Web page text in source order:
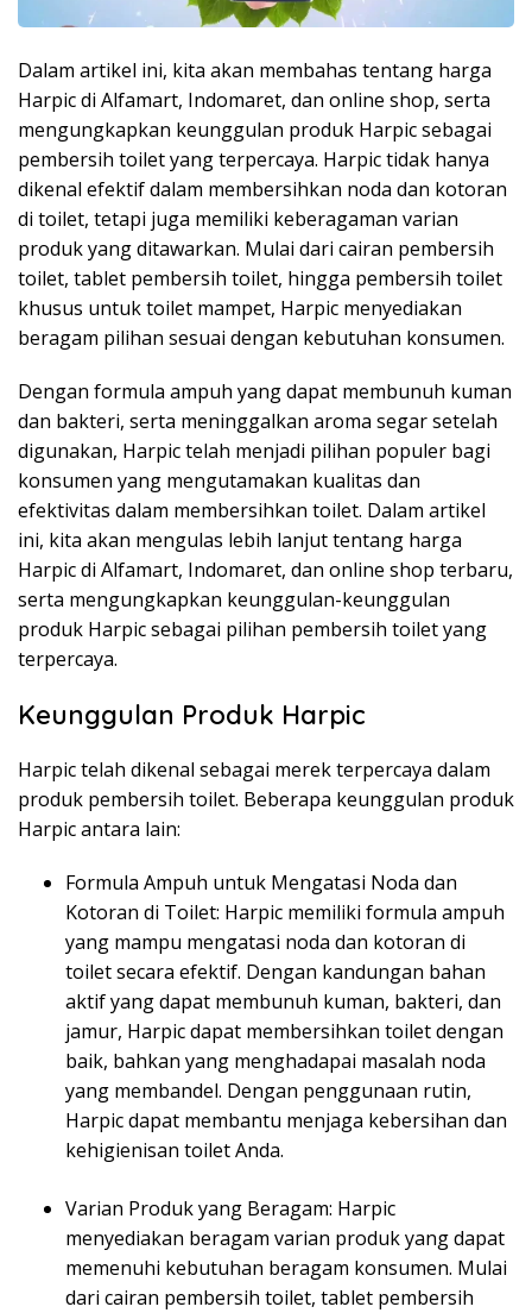
Dalam artikel ini, kita akan membahas tentang harga
Harpic di Alfamart, Indomaret, dan online shop, serta
mengungkapkan keunggulan produk Harpic sebagai
pembersih toilet yang terpercaya. Harpic tidak hanya
dikenal efektif dalam membersihkan noda dan kotoran
di toilet, tetapi juga memiliki keberagaman varian
produk yang ditawarkan. Mulai dari cairan pembersih
toilet, tablet pembersih toilet, hingga pembersih toilet
khusus untuk toilet mampet, Harpic menyediakan
beragam pilihan sesuai dengan kebutuhan konsumen.
Dengan formula ampuh yang dapat membunuh kuman
dan bakteri, serta meninggalkan aroma segar setelah
digunakan, Harpic telah menjadi pilihan populer bagi
konsumen yang mengutamakan kualitas dan
efektivitas dalam membersihkan toilet. Dalam artikel
ini, kita akan mengulas lebih lanjut tentang harga
Harpic di Alfamart, Indomaret, dan online shop terbaru,
serta mengungkapkan keunggulan-keunggulan
produk Harpic sebagai pilihan pembersih toilet yang
terpercaya.
Keunggulan Produk Harpic
Harpic telah dikenal sebagai merek terpercaya dalam
produk pembersih toilet. Beberapa keunggulan produk
Harpic antara lain:
Formula Ampuh untuk Mengatasi Noda dan
Kotoran di Toilet: Harpic memiliki formula ampuh
yang mampu mengatasi noda dan kotoran di
toilet secara efektif. Dengan kandungan bahan
aktif yang dapat membunuh kuman, bakteri, dan
jamur, Harpic dapat membersihkan toilet dengan
baik, bahkan yang menghadapai masalah noda
yang membandel. Dengan penggunaan rutin,
Harpic dapat membantu menjaga kebersihan dan
kehigienisan toilet Anda.
Varian Produk yang Beragam: Harpic
menyediakan beragam varian produk yang dapat
memenuhi kebutuhan beragam konsumen. Mulai
dari cairan pembersih toilet, tablet pembersih